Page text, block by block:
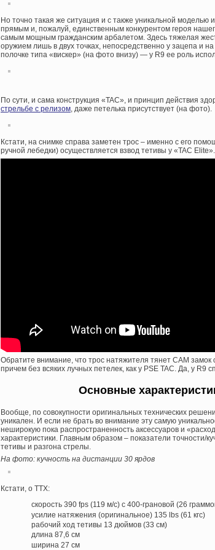
Но точно такая же ситуация и с также уникальной
прямым и, пожалуй, единственным конкурентом героя
самым мощным гражданским арбалетом. Здесь тяжелая
оружием лишь в двух точках, непосредственно у зацепа и
полочке типа «вискер» (на фото внизу) — у R9 ее роль
По сути, и сама конструкция «TAC», и принцип действия
стрельбе с релизом, даже петелька присутствует (на фото).
Кстати, на снимке справа заметен трос – именно с его
ручной лебедки) осуществляется взвод тетивы у «TAC
Обратите внимание, что трос натяжителя тянет САМ замок
причем без всяких лучных петелек, как у PSE TAC. Да, у R9
Основные
Вообще, по совокупности оригинальных технических
уникален. И если не брать во внимание эту самую
неширокую пока распространенность аксессуаров и
характеристики. Главным образом – показатели точности/
тетивы и разгона стрелы.
На фото: кучность на дистанции 30 ярдов
Кстати, о ТТХ:
скорость 390 fps (119 м/с) с 400-грановой (26
усилие натяжения (оригинальное) 135 lbs (61 кгс)
рабочий ход тетивы 13 дюймов (33 см)
длина 87,6 см
ширина 27 см